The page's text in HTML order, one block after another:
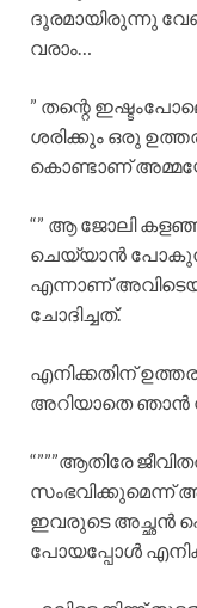
ദൂരമായിരുന്നു
വരാം…
” തന്റെ
ശരിക്കും ഒരു
കൊണ്ടാണ്
“” ആ ജോലി
ചെയ്യാൻ
എന്നാണ്
ചോദിച്ചത്.
എനിക്കതിന്
അറിയാതെ ഞാൻ
“”””ആതിരേ
ഇവരുടെ അച്ഛൻ
പോയപ്പോൾ